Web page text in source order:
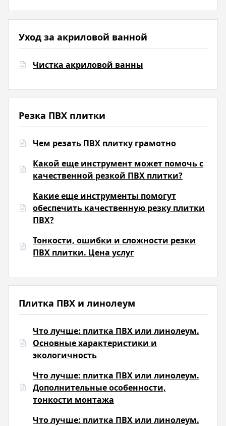
Уход за акриловой ванной
Чистка акриловой ванны
Резка ПВХ плитки
Чем резать ПВХ плитку грамотно
Какой еще инструмент может помочь с
качественной резкой ПВХ плитки?
Какие еще инструменты помогут
обеспечить качественную резку плитки
ПВХ?
Тонкости, ошибки и сложности резки
ПВХ плитки. Цена услуг
Плитка ПВХ и линолеум
Что лучше: плитка ПВХ или линолеум.
Основные характеристики и
экологичность
Что лучше: плитка ПВХ или линолеум.
Дополнительные особенности,
тонкости монтажа
Что лучше: плитка ПВХ или линолеум.